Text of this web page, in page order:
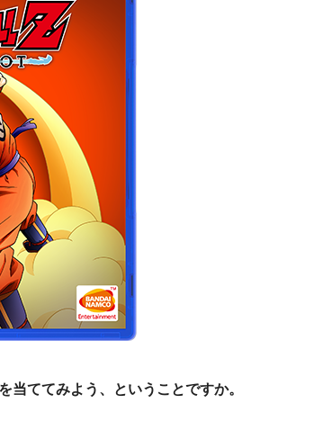
ててみよう、ということですか。